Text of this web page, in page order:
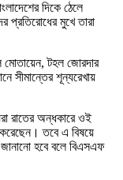
দিকে ঠেলে
প্রতিরোধের মুখে তারা
মোতায়েন, টহল জোরদার
সীমান্তের শূন্যরেখায়
রাতের অন্ধকারে ওই
করেছেন। তবে এ বিষয়ে
জানানো হবে বলে বিএসএফ